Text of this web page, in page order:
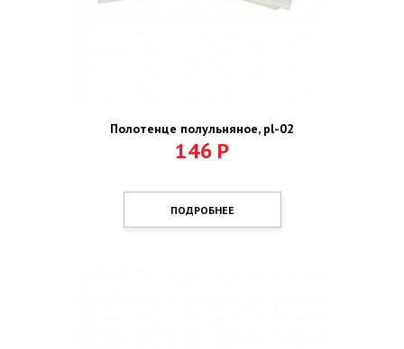
Полотенце полульняное, pl-02
146 Р
ПОДРОБНЕЕ